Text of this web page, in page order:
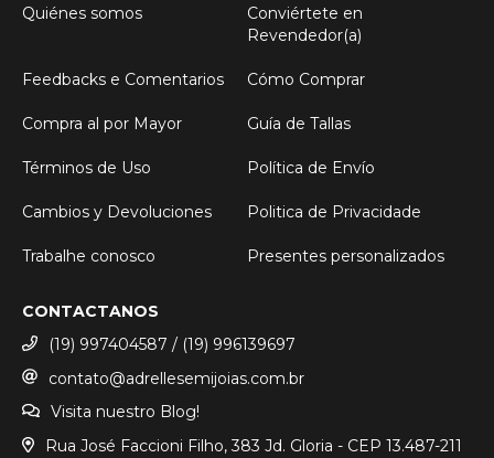
Quiénes somos
Conviértete en
Revendedor(a)
Feedbacks e Comentarios Cómo Comprar
Compra al por Mayor Guía de Tallas
Términos de Uso Política de Envío
Cambios y Devoluciones Politica de Privacidade
Trabalhe conosco Presentes personalizados
CONTACTANOS
(19) 997404587 / (19) 996139697
contato@adrellesemijoias.com.br
Visita nuestro Blog!
Rua José Faccioni Filho, 383 Jd. Gloria - CEP 13.487-211